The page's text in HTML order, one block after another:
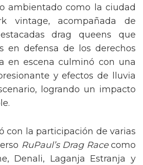
ambientado como la ciudad
vintage, acompañada de
drag queens que
en defensa de los derechos
en escena culminó con una
y efectos de lluvia
logrando un impacto
con la participación de varias
RuPaul’s Drag Racecomo
Denali, Laganja Estranja y